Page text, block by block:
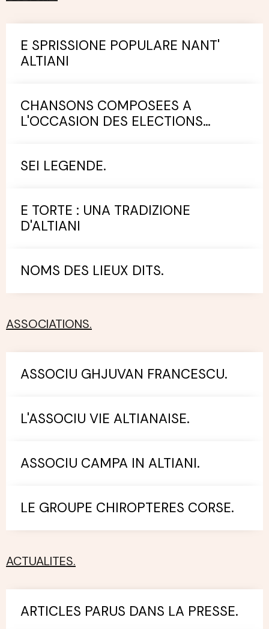
E SPRISSIONE POPULARE NANT'
ALTIANI
CHANSONS COMPOSEES A
L'OCCASION DES ELECTIONS
SEI LEGENDE.
E TORTE : UNA TRADIZIONE
D'ALTIANI
NOMS DES LIEUX DITS.
ASSOCIATIONS.
ASSOCIU GHJUVAN FRANCESCU.
L'ASSOCIU VIE ALTIANAISE.
ASSOCIU CAMPA IN ALTIANI.
LE GROUPE CHIROPTERES CORSE.
ACTUALITES.
ARTICLES PARUS DANS LA PRESSE.